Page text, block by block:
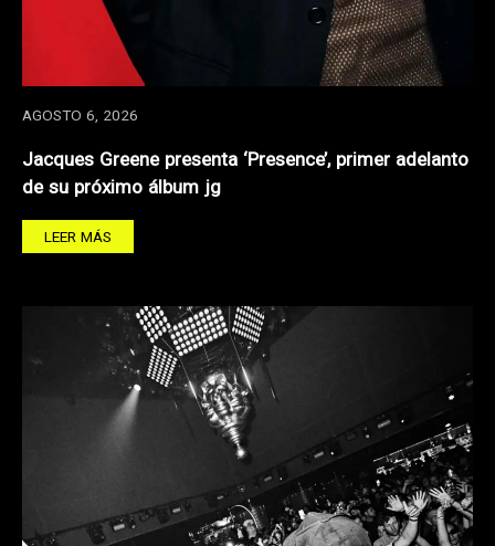
AGOSTO 6, 2026
Jacques Greene presenta ‘Presence’, primer adelanto
de su próximo álbum jg
LEER MÁS